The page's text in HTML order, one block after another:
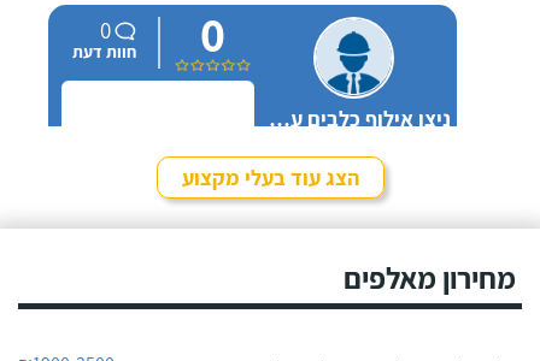
הביתה, היא הסבירה לנו
בדיוק במה זה כרוך כדי
שנהיה בטוחים שאנחנו
מוכנים לעשות את הצעד
ניצן אילוף כלבים על הכנרת
0
0
חוות דעת
חייג עכשיו
הצג עוד בעלי מקצוע
מחירון מאלפים